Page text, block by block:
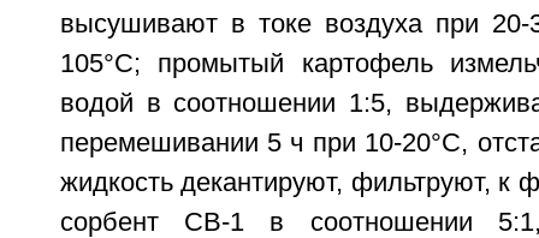
высушивают в токе воздуха при
105°С; промытый картофель
водой в соотношении 1:5,
перемешивании 5 ч при 10-20°С,
жидкость декантируют, фильтруют, к
сорбент СВ-1 в соотношении